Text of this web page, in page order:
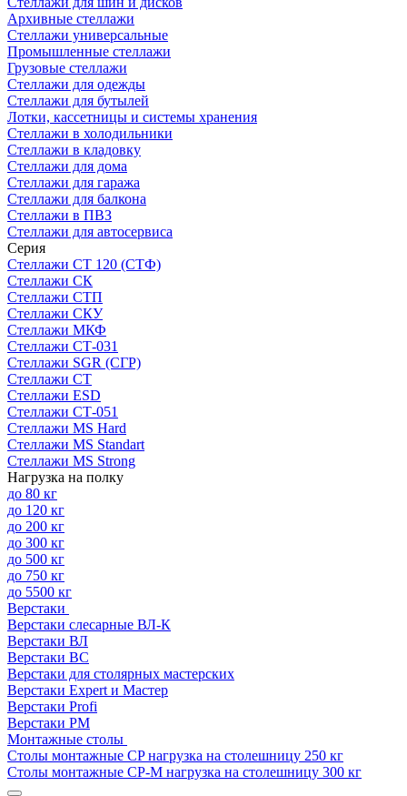
Архивные стеллажи
Стеллажи универсальные
Промышленные стеллажи
Грузовые стеллажи
Стеллажи для одежды
Стеллажи для бутылей
Лотки, кассетницы и системы хранения
Стеллажи в холодильники
Стеллажи в кладовку
Стеллажи для дома
Стеллажи для гаража
Стеллажи для балкона
Стеллажи в ПВЗ
Стеллажи для автосервиса
Серия
Стеллажи СТ 120 (СТФ)
Стеллажи СК
Стеллажи СТП
Стеллажи СКУ
Стеллажи МКФ
Стеллажи СТ-031
Стеллажи SGR (СГР)
Стеллажи СТ
Стеллажи ESD
Стеллажи СТ-051
Стеллажи MS Hard
Стеллажи MS Standart
Стеллажи MS Strong
Нагрузка на полку
до 80 кг
до 120 кг
до 200 кг
до 300 кг
до 500 кг
до 750 кг
до 5500 кг
Верстаки
Верстаки слесарные ВЛ-К
Верстаки ВЛ
Верстаки ВС
Верстаки для столярных мастерских
Верстаки Expert и Мастер
Верстаки Profi
Верстаки РМ
Монтажные столы
Столы монтажные СP нагрузка на столешницу 250 кг
Столы монтажные СР-М нагрузка на столешницу 300 кг